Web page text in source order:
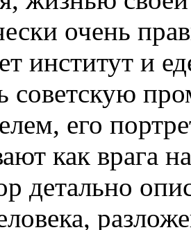
очень
институт и
советскую
его
как врага
детально